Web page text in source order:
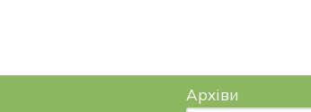
Архіви